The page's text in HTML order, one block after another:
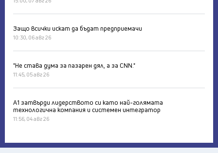
Защо всички искат да бъдат предприемачи
10:30, 06 авг 26
"Не става дума за пазарен дял, а за CNN."
11:45, 05 авг 26
А1 затвърди лидерството си като най-голямата
технологична компания и системен интегратор
11:56, 04 авг 26